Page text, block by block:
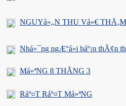
NGUYá»„N THU Vá»€ THÄ‚M
Nhá»¯ng ngÆ°á»i báº¡n thÃ¢n
Má»ªNG 8 THÃNG 3
Ráº¤T Ráº¤T Má»ªNG